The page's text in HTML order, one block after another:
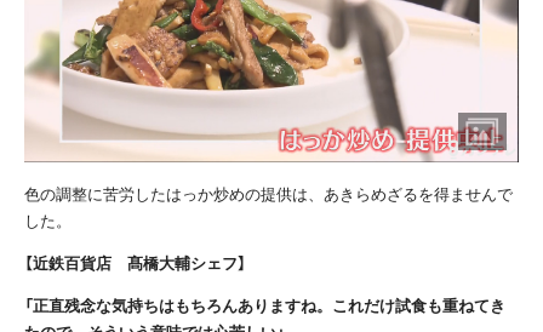
色の調整に苦労したはっか炒めの提供は、あきらめざるを得ませんで
した。
【近鉄百貨店 髙橋大輔シェフ】
「正直残念な気持ちはもちろんありますね。これだけ試食も重ねてき